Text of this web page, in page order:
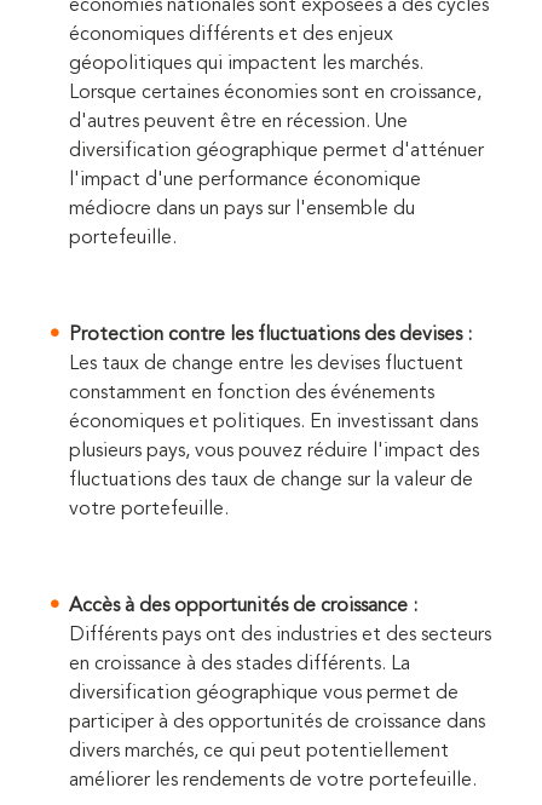
économies nationales sont exposées à des cycles
économiques différents et des enjeux
géopolitiques qui impactent les marchés.
Lorsque certaines économies sont en croissance,
d'autres peuvent être en récession. Une
diversification géographique permet d'atténuer
l'impact d'une performance économique
médiocre dans un pays sur l'ensemble du
portefeuille.
Protection contre les fluctuations des devises :
Les taux de change entre les devises fluctuent
constamment en fonction des événements
économiques et politiques. En investissant dans
plusieurs pays, vous pouvez réduire l'impact des
fluctuations des taux de change sur la valeur de
votre portefeuille.
Accès à des opportunités de croissance :
Différents pays ont des industries et des secteurs
en croissance à des stades différents. La
diversification géographique vous permet de
participer à des opportunités de croissance dans
divers marchés, ce qui peut potentiellement
améliorer les rendements de votre portefeuille.